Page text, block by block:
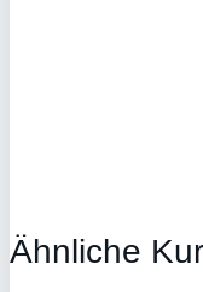
Ähnliche